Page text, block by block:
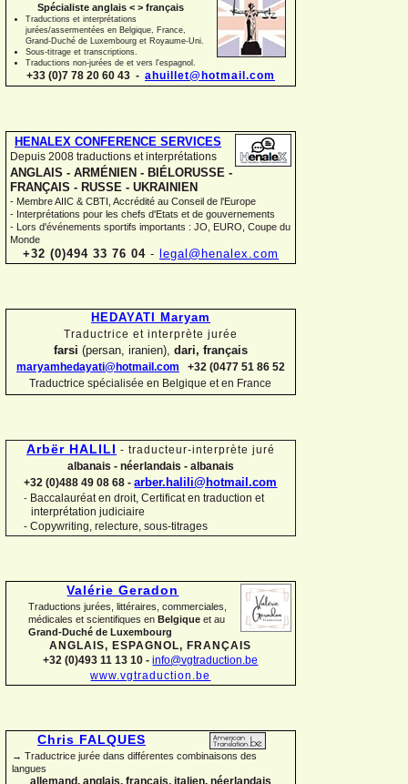
Spécialiste anglais < > français
Traductions et interprétations
jurées/assermentées en Belgique, France,
Grand-Duché de Luxembourg et Royaume-Uni.
Sous-titrage et transcriptions.
Traductions non-jurées de et vers l'espagnol.
+33 (0)7 78 20 60 43 - ahuillet@hotmail.com
HENALEX CONFERENCE SERVICES
Depuis 2008 traductions et interprétations
ANGLAIS - ARMÉNIEN - BIÉLORUSSE -
FRANÇAIS - RUSSE - UKRAINIEN
- Membre AIIC & CBTI, Accrédité au Conseil de l'Europe
- Interprétations pour les chefs d'Etats et de gouvernements
- Lors d'événements sportifs importants : JO, EURO, Coupe du
Monde
+32 (0)494 33 76 04 - legal@henalex.com
HEDAYATI Maryam
Traductrice et interprète jurée
farsi (persan, iranien), dari, français
maryamhedayati@hotmail.com +32 (0477 51 86 52
Traductrice spécialisée en Belgique et en France
Arbër HALILI - traducteur-interprète juré
albanais - néerlandais - albanais
+32 (0)488 49 08 68 - arber.halili@hotmail.com
- Baccalauréat en droit, Certificat en traduction et
interprétation judiciaire
- Copywriting, relecture, sous-titrages
Valérie Geradon
Traductions jurées, littéraires, commerciales,
médicales et scientifiques en Belgique et au
Grand-Duché de Luxembourg
ANGLAIS, ESPAGNOL, FRANÇAIS
+32 (0)493 11 13 10 - info@vgtraduction.be
www.vgtraduction.be
Chris FALQUES
→ Traductrice jurée dans différentes combinaisons des
langues
allemand, anglais, français, italien, néerlandais